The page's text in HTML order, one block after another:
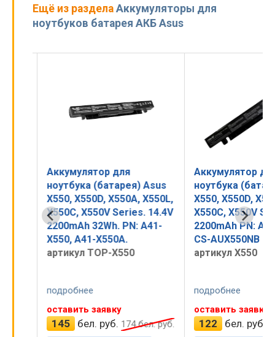
Ещё из раздела Аккумуляторы для
ноутбуков батарея АКБ Asus
Аккумулятор для
ноутбука (батарея) Asus
X550, X550D, X550A, X550L,
X550C, X550V Series. 14.4V
2200mAh 32Wh. PN: A41-
X550, A41-X550A.
артикул TOP-X550
подробнее
оставить заявку
145 бел. руб. 174бел. руб.
Аккумулятор
ноутбука
X550, X550D,
X550C, X550V
2200mAh PN:
CS-AUX550NB
артикул X550
подробнее
оставить заявку
122 бел. руб.